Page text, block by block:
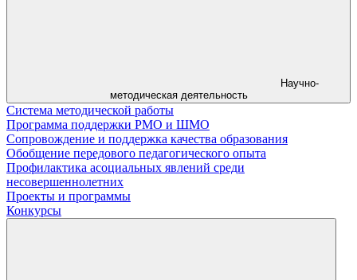
Научно-
методическая деятельность
Система методической работы
Программа поддержки РМО и ШМО
Сопровождение и поддержка качества образования
Обобщение передового педагогического опыта
Профилактика асоциальных явлений среди
несовершеннолетних
Проекты и программы
Конкурсы